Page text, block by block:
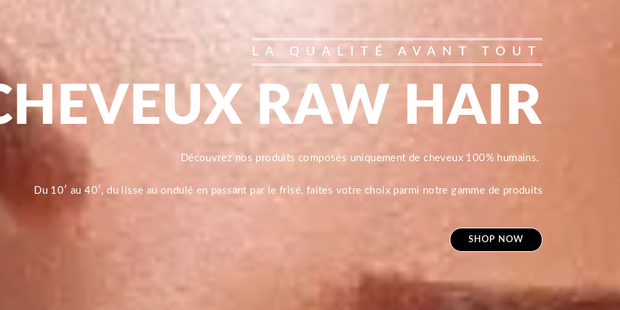
LA QUALITÉ AVANT TOUT
RAW HAIR
Découvrez nos produits composés uniquement de cheveux 100% humains.
Du 10′ au 40′, du lisse au ondulé en passant par le frisé, faites votre choix parmi notre gamme de produits
SHOP NOW